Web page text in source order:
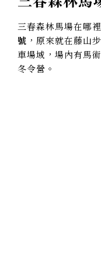
三春森林馬場在哪
號 ，原來就在藤山
車場域，場內有馬
冬令營。